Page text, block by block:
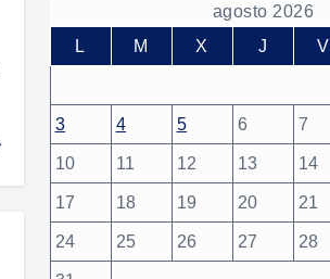
agosto 2026
L
M X J V
3 4 5 6 7
10 11 12 13 14
17 18 19 20 21
24 25 26 27 28